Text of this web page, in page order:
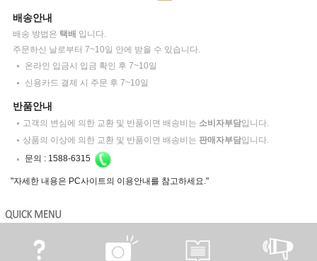
배송안내
배송 방법은 택배 입니다.
주문하신 날로부터 7~10일 안에 받을 수 있습니다.
온라인 입금시 입금 확인 후 7~10일
신용카드 결제 시 주문 후 7~10일
반품안내
고객의 변심에 의한 교환 및 반품이면 배송비는 소비자부담입니다.
상품의 이상에 의한 교환 및 반품이면 배송비는 판매자부담입니다.
문의 : 1588-6315
"자세한 내용은 PC사이트의 이용안내를 참고하세요."